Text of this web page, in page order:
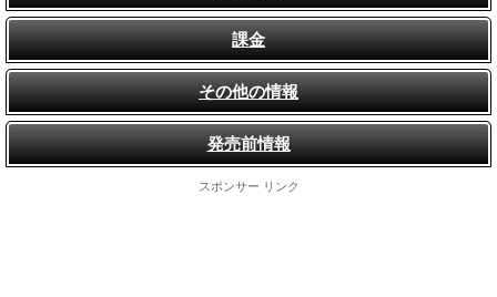
課金
その他の情報
発売前情報
スポンサー リンク